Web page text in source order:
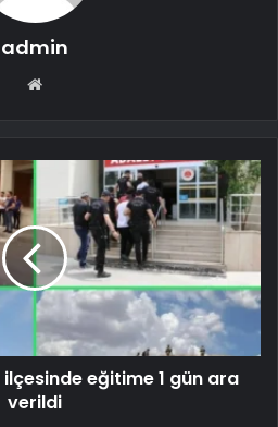
admin
Web
ilçesinde eğitime 1 gün ara
verildi